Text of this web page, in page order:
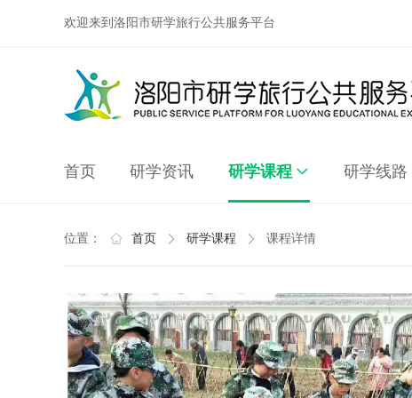
欢迎来到洛阳市研学旅行公共服务平台
首页 研学资讯 研学课程 研学线路
位置： 首页 研学课程 课程详情